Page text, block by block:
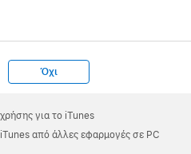
Όχι
για το iTunes
από άλλες εφαρμογές σε PC